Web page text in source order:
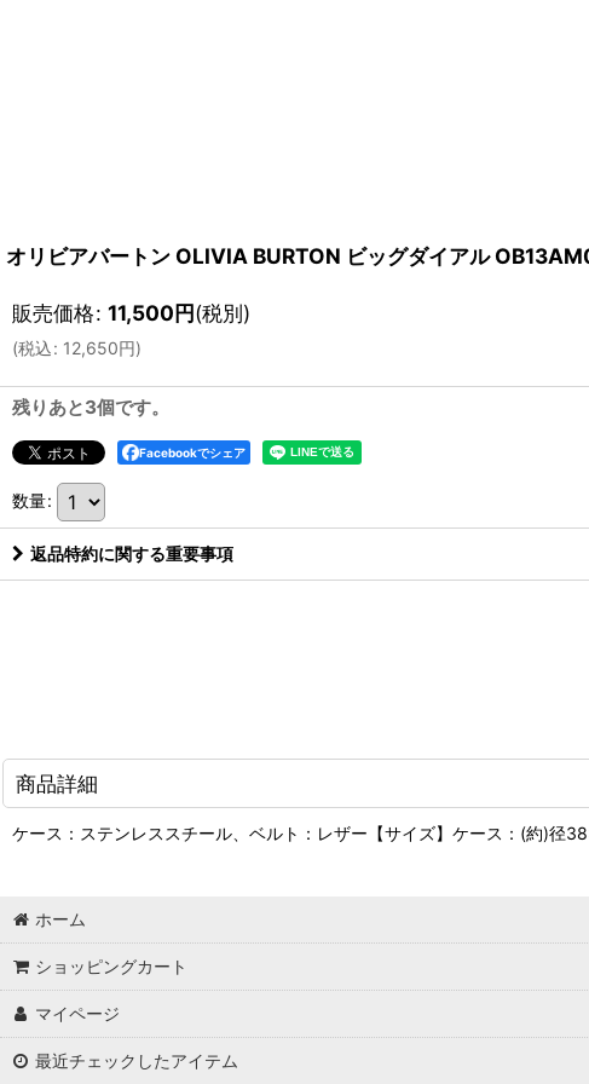
オリビアバートン OLIVIA BURTON ビッグダイアル
販売価格: 11,500円(税別)
(税込: 12,650円)
残りあと3個です。
Facebookでシェア
数量:
返品特約に関する重要事項
商品詳細
ケース：ステンレススチール、ベルト：レザー【サイズ】ケース：(約)径
ホーム
ショッピングカート
マイページ
最近チェックしたアイテム